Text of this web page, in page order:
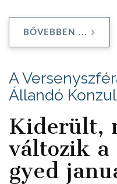
BŐVEBBEN ...
A
Állandó
Kiderült,
változik a
gyed